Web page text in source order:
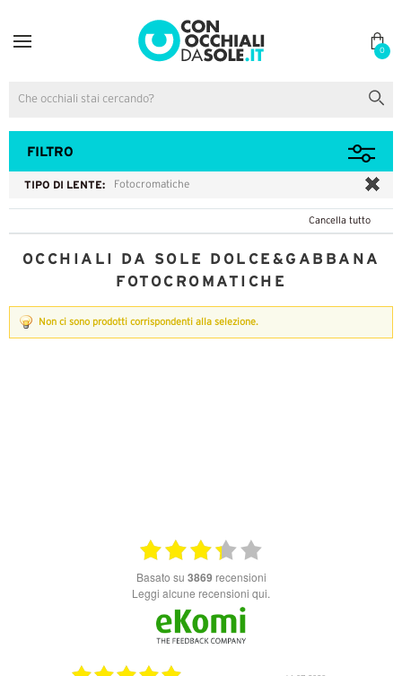
0
FILTRO
TIPO DI LENTE: Fotocromatiche
Cancella tutto
OCCHIALI DA SOLE DOLCE&GABBANA
FOTOCROMATICHE
Non ci sono prodotti corrispondenti alla selezione.
basato su 3869 recensioni
Leggi alcune recensioni qui.